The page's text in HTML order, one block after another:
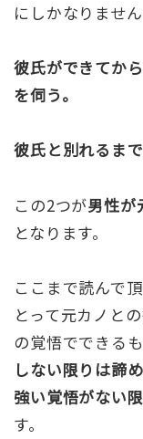
にしかなりません
彼氏ができてか
を伺う。
彼氏と別れるま
この2つが男性が
となります。
ここまで読んで
とって元カノと
の覚悟でできる
しない限りは諦
強い覚悟がない
す。